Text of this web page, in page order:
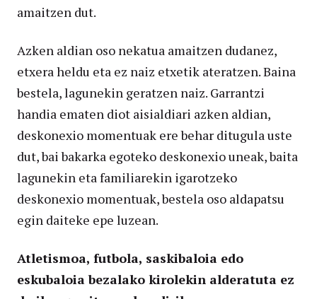
amaitzen dut.
Azken aldian oso nekatua amaitzen dudanez,
etxera heldu eta ez naiz etxetik ateratzen. Baina
bestela, lagunekin geratzen naiz. Garrantzi
handia ematen diot aisialdiari azken aldian,
deskonexio momentuak ere behar ditugula uste
dut, bai bakarka egoteko deskonexio uneak, baita
lagunekin eta familiarekin igarotzeko
deskonexio momentuak, bestela oso aldapatsu
egin daiteke epe luzean.
Atletismoa, futbola, saskibaloia edo
eskubaloia bezalako kirolekin alderatuta ez